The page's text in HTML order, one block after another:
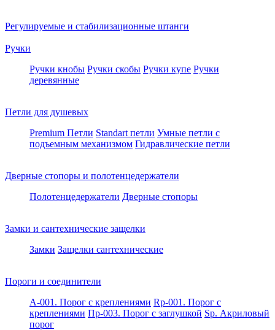
Регулируемые и стабилизационные штанги
Ручки
Ручки кнобы Ручки скобы Ручки купе Ручки
деревянные
Петли для душевых
Premium Петли Standart петли Умные петли c
подъемным механизмом Гидравлические петли
Дверные стопоры и полотенцедержатели
Полотенцедержатели Дверные стопоры
Замки и сантехнические защелки
Замки Защелки сантехнические
Пороги и соединители
A-001. Порог с креплениями Rp-001. Порог с
креплениями Пр-003. Порог с заглушкой Sp. Акриловый
порог